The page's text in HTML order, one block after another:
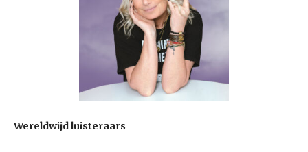
Wereldwijd luisteraars